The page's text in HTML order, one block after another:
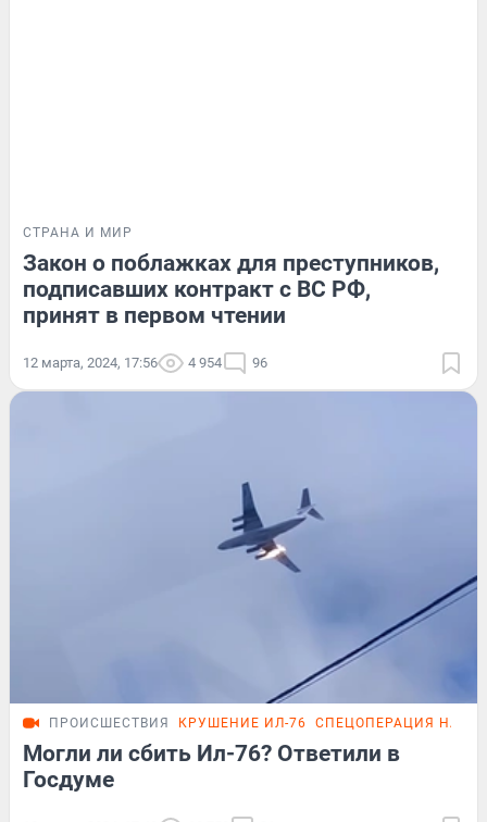
СТРАНА И МИР
Закон о поблажках для преступников,
подписавших контракт с ВС РФ,
принят в первом чтении
12 марта, 2024, 17:56 4 954 96
ПРОИСШЕСТВИЯ КРУШЕНИЕ ИЛ-76 СПЕЦОПЕРАЦИЯ НА
Могли ли сбить Ил-76? Ответили в
Госдуме